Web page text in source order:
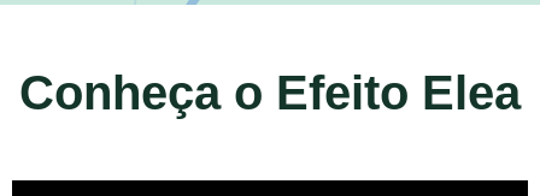
Conheça o Efeito Elea